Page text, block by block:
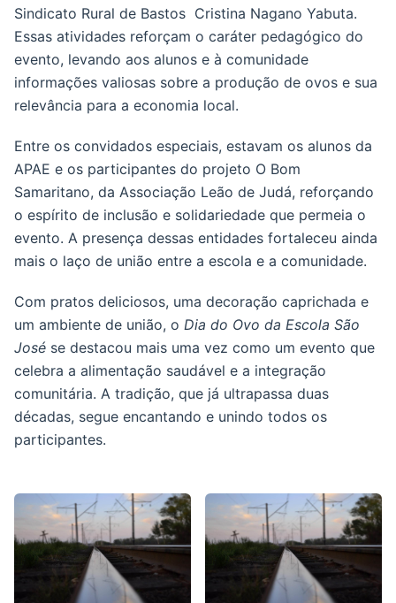
Sindicato Rural de Bastos Cristina Nagano Yabuta.
Essas atividades reforçam o caráter pedagógico do
evento, levando aos alunos e à comunidade
informações valiosas sobre a produção de ovos e sua
relevância para a economia local.
Entre os convidados especiais, estavam os alunos da
APAE e os participantes do projeto O Bom
Samaritano, da Associação Leão de Judá, reforçando
o espírito de inclusão e solidariedade que permeia o
evento. A presença dessas entidades fortaleceu ainda
mais o laço de união entre a escola e a comunidade.
Com pratos deliciosos, uma decoração caprichada e
um ambiente de união, o Dia do Ovo da Escola São
José se destacou mais uma vez como um evento que
celebra a alimentação saudável e a integração
comunitária. A tradição, que já ultrapassa duas
décadas, segue encantando e unindo todos os
participantes.